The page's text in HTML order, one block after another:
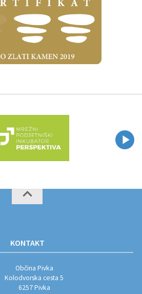
KONTAKT
Občina Pivka
Kolodvorska cesta 5
6257 Pivka